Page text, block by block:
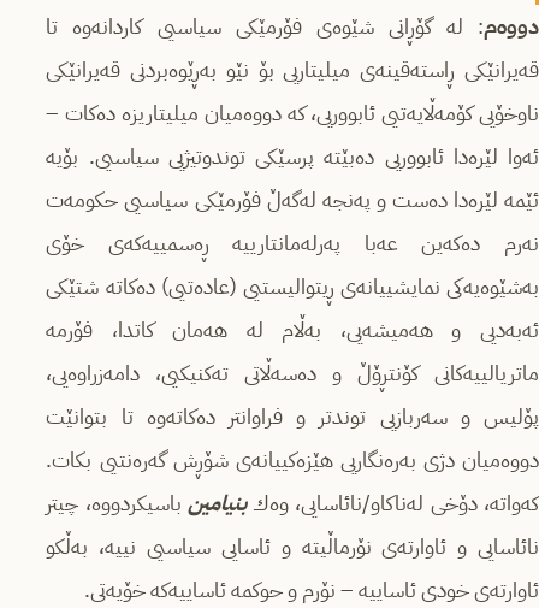
دووەم: لە گۆڕانی شێوەى فۆرمێكی سیاسیی كاردانەوە تا
قەیرانێكی ڕاستەقینەی میلیتاریی بۆ نێو بەڕێوەبردنی قەیرانێكی
ناوخۆیی كۆمەڵایەتیی ئابووریی، كە دووەمیان میلیتاریزە دەكات –
ئەوا لێرەدا ئابووریی دەبێتە پرسێكی توندوتیژیی سیاسیی. بۆیە
ئێمە لێرەدا دەست و پەنجە لەگەڵ فۆرمێكی سیاسیی حكومەت
نەرم دەكەین عەبا پەرلەمانتارییە ڕەسمییەكەى خۆی
بەشێوەیەكی نمایشییانەى ڕیتوالیستیی (عادەتیی) دەكاتە شتێكی
ئەبەدیی و هەمیشەیی، بەڵام لە هەمان كاتدا، فۆرمە
ماتریالییەكانی كۆنتڕۆڵ و دەسەڵاتی تەكنیكیی، دامەزراوەیی،
پۆلیس و سەربازیی توندتر و فراوانتر دەكاتەوە تا بتوانێت
دووەمیان دژی بەرەنگاریی هێزەكییانەى شۆڕش گەرەنتیی بكات.
كەواتە، دۆخی لەناكاو/نائاسایی، وەكبنیامین باسیكردووە، چیتر
نائاسایی و ئاوارتەى نۆرماڵیتە و ئاسایی سیاسیی نییە، بەڵكو
ئاوارتەى خودی ئاساییە – نۆرم و حوكمە ئاساییەكە خۆیەتی.